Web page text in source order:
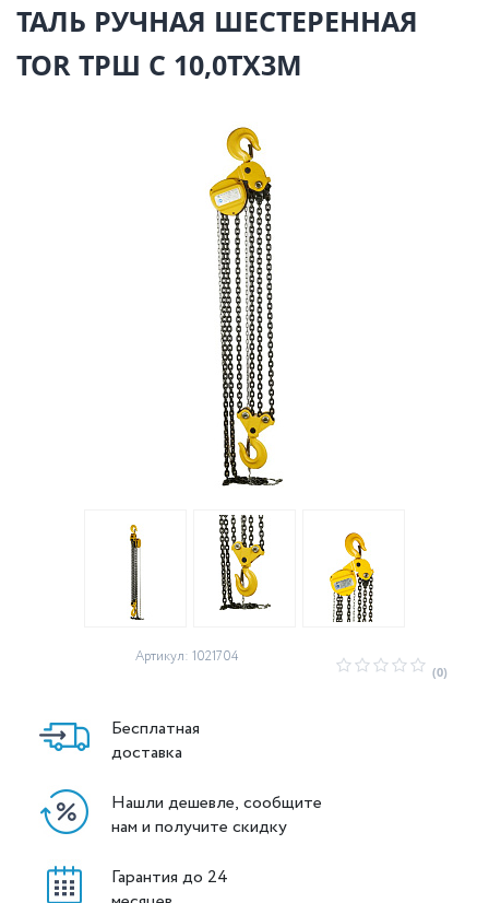
ТАЛЬ РУЧНАЯ ШЕСТЕРЕННАЯ
TOR ТРШ C 10,0ТХ3М
Артикул: 1021704
(0)
Бесплатная
доставка
Нашли дешевле, сообщите
нам и получите скидку
Гарантия до 24